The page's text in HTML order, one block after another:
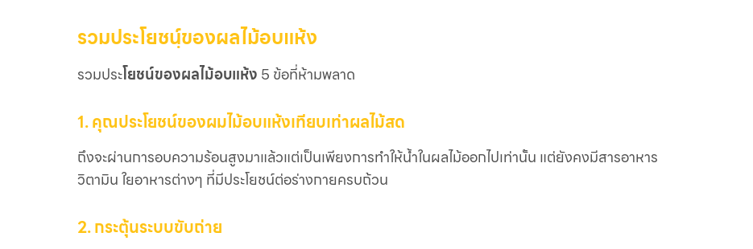
รวมประโยชน์ฺของผลไม้อบแห้ง
รวมประโยชน์ของผลไม้อบแห้ง 5 ข้อที่ห้ามพลาด
1. คุณประโยชน์ของผมไม้อบแห้งเทียบเท่าผลไม้สด
ถึงจะผ่านการอบความร้อนสูงมาแล้วแต่เป็นเพียงการทำให้น้ำในผลไม้ออกไปเท่านั้น แต่ยังคงมีสารอาหาร
วิตามิน ใยอาหารต่างๆ ที่มีประโยชน์ต่อร่างกายครบถ้วน
2. กระตุ้นระบบขับถ่าย